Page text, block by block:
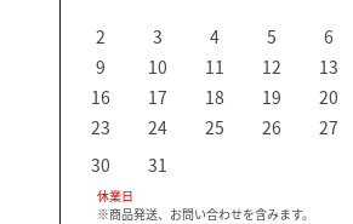
2
3 4 5 6
9
10 11 12 13
16
17 18 19 20
23
24 25 26 27
30
31
休業日
※商品発送、お問い合わせを含みます。